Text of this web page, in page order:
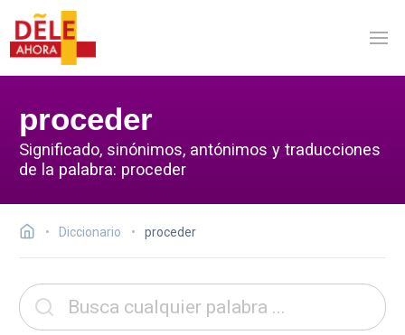
proceder
Significado, sinónimos, antónimos y traducciones
de la palabra: proceder
Diccionario proceder